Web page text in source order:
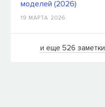
моделей (2026)
19 МАРТА 2026
и еще 526 заметки